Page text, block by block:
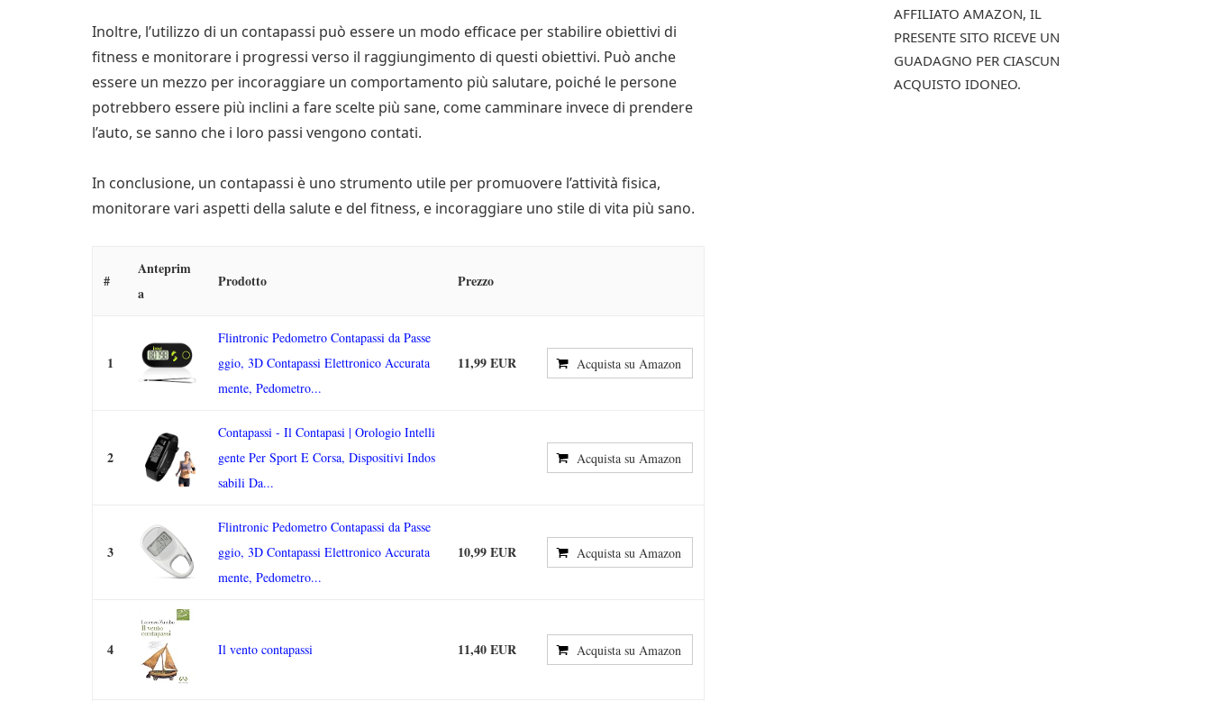
Inoltre, l’utilizzo di un contapassi può essere un modo efficace per stabilire obiettivi di
fitness e monitorare i progressi verso il raggiungimento di questi obiettivi. Può anche
essere un mezzo per incoraggiare un comportamento più salutare, poiché le persone
potrebbero essere più inclini a fare scelte più sane, come camminare invece di prendere
l’auto, se sanno che i loro passi vengono contati.
In conclusione, un contapassi è uno strumento utile per promuovere l’attività fisica,
monitorare vari aspetti della salute e del fitness, e incoraggiare uno stile di vita più sano.
#
Anteprim
a
Prodotto Prezzo
1
Flintronic Pedometro Contapassi da Passe
ggio, 3D Contapassi Elettronico Accurata
mente, Pedometro...
11,99 EUR Acquista su Amazon
2
Contapassi - Il Contapasi | Orologio Intelli
gente Per Sport E Corsa, Dispositivi Indos
sabili Da...
Acquista su Amazon
3
Flintronic Pedometro Contapassi da Passe
ggio, 3D Contapassi Elettronico Accurata
mente, Pedometro...
10,99 EUR Acquista su Amazon
4 Il vento contapassi 11,40 EUR Acquista su Amazon
AFFILIATO AMAZON, IL
PRESENTE SITO RICEVE UN
GUADAGNO PER CIASCUN
ACQUISTO IDONEO.